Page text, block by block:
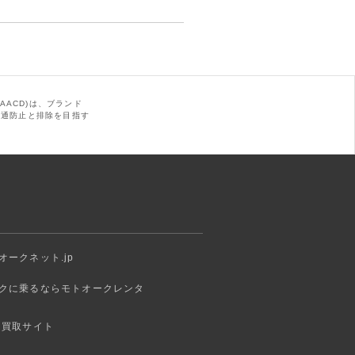
は、ブランド
通防止と排除を目指す
ークネット.jp
に乗るならモトオークレンタ
取サイト